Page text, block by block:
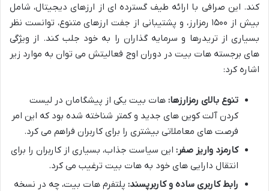
کند. این صرافی با ارائه طیف گسترده ای از ارزهای دیجیتال، شامل
بیش از ۱۵۰۰ رمزارز، و پشتیبانی از جفت ارزهای متنوع، توانست نظر
بسیاری از تریدرها و سرمایه گذاران را به خود جلب کند. از ویژگی
های برجسته هات بیت در دوران اوج فعالیتش می توان به موارد زیر
اشاره کرد:
تنوع بالای رمزارزها: هات بیت یکی از پیشگامان در لیست
کردن آلت کوین های جدید و کمتر شناخته شده بود که این امر
فرصت های معاملاتی بیشتری را برای کاربران فراهم می کرد.
کارمزد واریز صفر: این سیاست جذاب، بسیاری از کاربران را برای
انتقال دارایی های خود به هات بیت ترغیب می کرد.
رابط کاربری ساده و کاربرپسند: پلتفرم هات بیت، چه در نسخه